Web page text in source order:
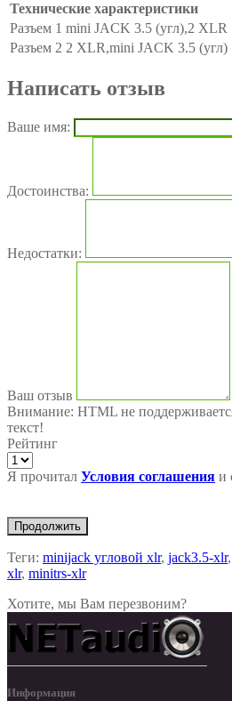
Технические характеристики
Разъем 1 mini JACK 3.5 (угл),2 XLR
Разъем 2 2 XLR,mini JACK 3.5 (угл)
Написать отзыв
Ваше имя:
Достоинства:
Недостатки:
Ваш отзыв
Внимание: HTML не
текст!
Рейтинг
Я прочитал Условия соглашения и
Продолжить
Теги: minijack угловой xlr, jack3.5-xlr,
xlr, minitrs-xlr
Хотите, мы Вам перезвоним?
Информация